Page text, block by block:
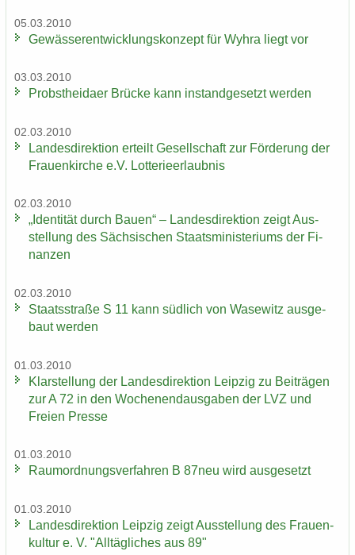
05.03.2010
Ge­wäs­ser­ent­wick­lungs­kon­zept für Wyhra liegt vor
03.03.2010
Probst­hei­da­er Brü­cke kann in­stand­ge­setzt wer­den
02.03.2010
Lan­des­di­rek­ti­on er­teilt Ge­sell­schaft zur För­de­rung der
Frau­en­kir­che e.V. Lot­te­rie­er­laub­nis
02.03.2010
„Iden­ti­tät durch Bauen“ – Lan­des­di­rek­ti­on zeigt Aus­
stel­lung des Säch­si­schen Staats­mi­nis­te­ri­ums der Fi­
nan­zen
02.03.2010
Staats­stra­ße S 11 kann süd­lich von Wase­witz aus­ge­
baut wer­den
01.03.2010
Klar­stel­lung der Lan­des­di­rek­ti­on Leip­zig zu Bei­trä­gen
zur A 72 in den Wo­chen­end­aus­ga­ben der LVZ und
Frei­en Pres­se
01.03.2010
Raum­ord­nungs­ver­fah­ren B 87neu wird aus­ge­setzt
01.03.2010
Lan­des­di­rek­ti­on Leip­zig zeigt Aus­stel­lung des Frau­en­
kul­tur e. V. "All­täg­li­ches aus 89"